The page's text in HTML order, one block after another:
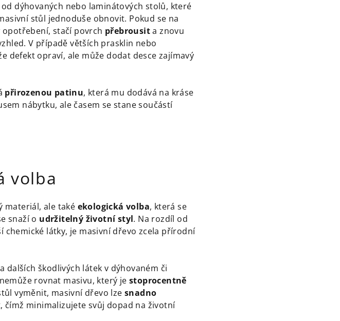
od dýhovaných nebo laminátových stolů, které
stůl jednoduše obnovit. Pokud se na
stačí povrch přebrousita znovu
V případě větších prasklin nebo
defekt opraví, ale může dodat desce zajímavý
přirozenou patinu, která mu dodává na kráse
nábytku, ale časem se stane součástí
volba
materiál, ale také ekologická volba, která se
snaží o udržitelný životní styl. Na rozdíl od
látky, je masivní dřevo zcela přírodní
dalších škodlivých látek v dýhovaném či
rovnat masivu, který jestoprocentně
vyměnit, masivní dřevo lzesnadno
čímž minimalizujete svůj dopad na životní